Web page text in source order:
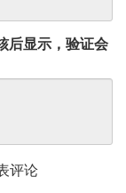
后显示，验证会
评论